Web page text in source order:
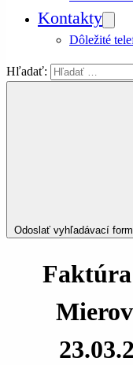
Kontakty
Dôležité
Hľadať:
Odoslať vyhľadávací
Faktúra